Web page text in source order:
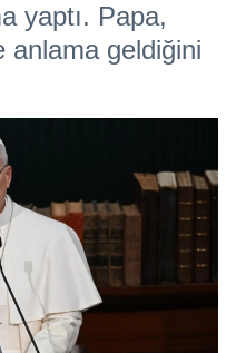
yaptı. Papa,
anlama geldiğini